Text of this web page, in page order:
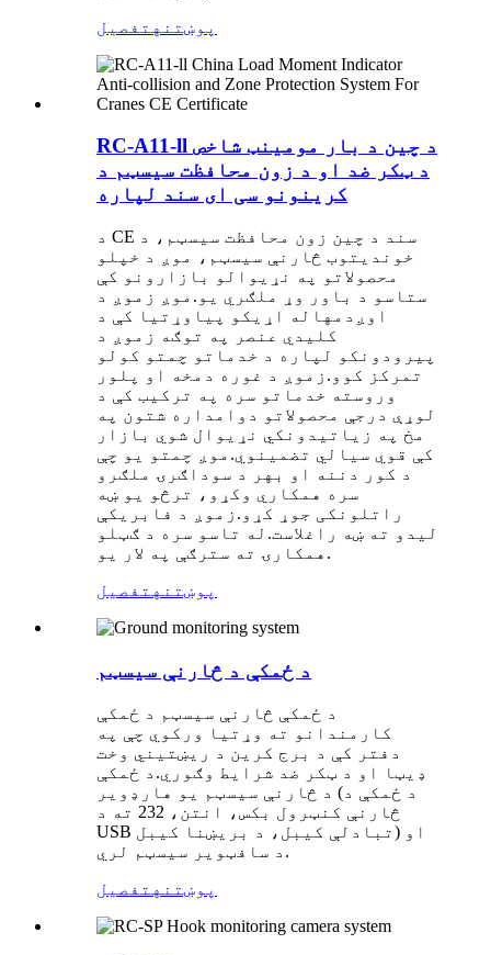
پوښتنه تفصیل
RC-A11-ll د چین د بار مومینټ شاخص
د ټکر ضد او د زون محافظت سیسټم د
کرینونو سی ای سند لپاره
د CE سند د چین زون محافظت سیسټم، د
خوندیتوب څارنې سیسټم، موږ د خپلو
محصولاتو په نړیوالو بازارونو کې
ستاسو د باور وړ ملګري یو.موږ زموږ د
اوږدمهاله اړیکو پیاوړتیا کې د
کلیدي عنصر په توګه زموږ د
پیرودونکو لپاره د خدماتو چمتو کولو
تمرکز کوو.زموږ د غوره دمخه او پلور
وروسته خدماتو سره په ترکیب کې د
لوړې درجې محصولاتو دوامداره شتون په
مخ په زیاتیدونکي نړیوال شوي بازار
کې قوي سیالي تضمینوي.موږ چمتو یو چې
د کور دننه او بهر د سوداګرۍ ملګرو
سره همکاري وکړو، ترڅو یو ښه
راتلونکی جوړ کړو.زموږ د فابریکې
لیدو ته ښه راغلاست.له تاسو سره د ګټلو
همکارۍ ته سترګې په لار یو.
پوښتنه تفصیل
د ځمکې د څارنې سیسټم
د ځمکې څارنې سیسټم د ځمکې
کارمندانو ته وړتیا ورکوي چې په
دفتر کې د برج کرین د ریښتیني وخت
ډیټا او د ټکر ضد شرایط وګوري.د ځمکې
د څارنې سیسټم یو هارډویر (د ځمکې د
څارنې کنټرول بکس، انتن، 232 ته د
USB تبادلې کیبل، د بریښنا کیبل) او
د سافټویر سیسټم لري.
پوښتنه تفصیل